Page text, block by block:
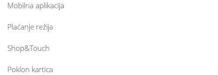
Mobilna aplikacija
Plaćanje režija
Shop&Touch
Poklon kartica